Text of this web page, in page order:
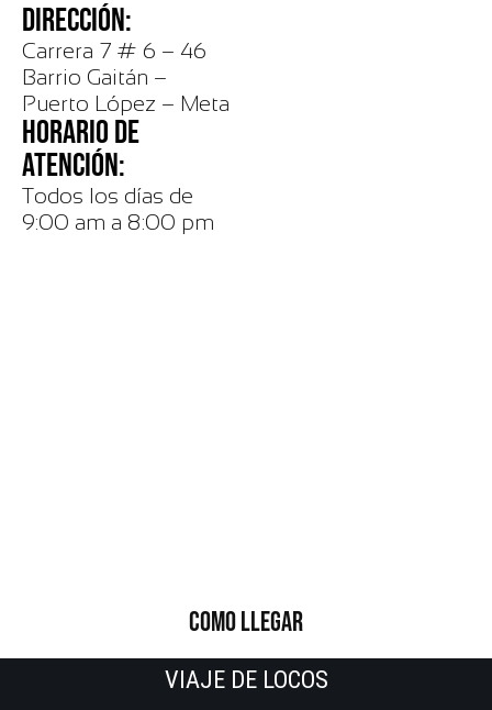
DIRECCIÓN:
Carrera 7 # 6 – 46
Barrio Gaitán –
Puerto López – Meta
HORARIO DE
ATENCIÓN:
Todos los días de
9:00 am a 8:00 pm
COMO LLEGAR
VIAJE DE LOCOS